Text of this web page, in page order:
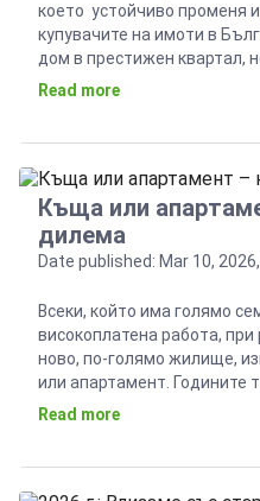
което устойчиво променя
купувачите на имоти в
дом в престижен квартал,
жертва на опустошителен
Read more
Къща или
дилема
Date published: Mar 10,
Всеки, който има голямо
високоплатена работа,
ново, по-голямо жилище,
или апартамент. Годините
желанието и финансовите
Read more